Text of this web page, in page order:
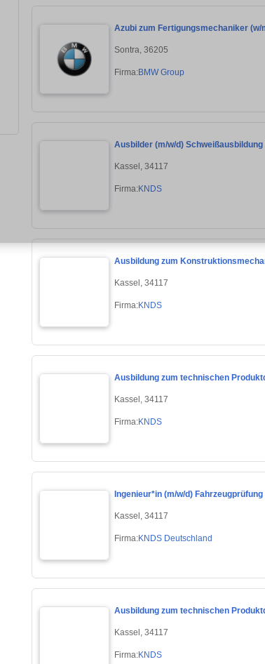
Azubi zum Fertigungsmechaniker (w/
Sontra, 36205
Firma:BMW Group
Ausbilder (m/w/d)
Kassel, 34117
Firma:KNDS
Ausbildung zum
Kassel, 34117
Firma:KNDS
Ausbildung zum technischen
Kassel, 34117
Firma:KNDS
Ingenieur*in (m/w/d)
Kassel, 34117
Firma:KNDS Deutschland
Ausbildung zum technischen
Kassel, 34117
Firma:KNDS